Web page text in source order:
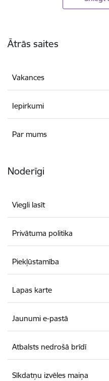
Ātrās saites
Vakances
Iepirkumi
Par mums
Noderīgi
Viegli lasīt
Privātuma politika
Piekļūstamība
Lapas karte
Jaunumi e-pastā
Atbalsts nedrošā brīdī
Sīkdatņu izvēles maiņa